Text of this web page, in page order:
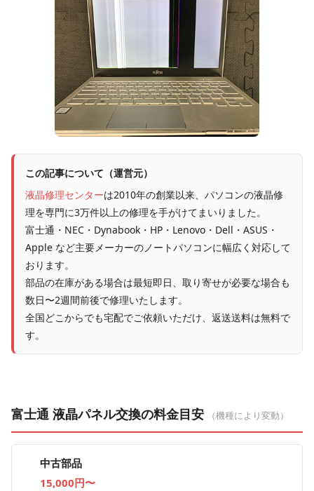
この記事について（運営元）
液晶修理センターは2010年の創業以来、パソコンの液晶修
理を専門に3万件以上の修理を手がけてまいりました。
富士通・NEC・Dynabook・HP・Lenovo・Dell・ASUS・
Apple など主要メーカーのノートパソコンに幅広く対応して
おります。
部品の在庫がある場合は最短即日、取り寄せが必要な場合も
数日〜2週間前後で修理いたします。
全国どこからでも宅配でご依頼いただけ、返送送料は無料で
す。
富士通 液晶パネル交換の料金目安 （機種により変動）
中古部品
15,000円〜